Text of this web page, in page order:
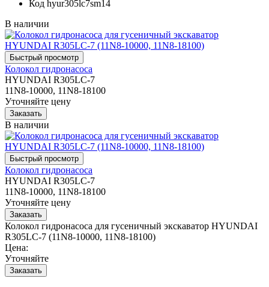
Код hyur305lc7sm14
В наличии
Колокол гидронасоса
HYUNDAI R305LC-7
11N8-10000, 11N8-18100
Уточняйте цену
В наличии
Колокол гидронасоса
HYUNDAI R305LC-7
11N8-10000, 11N8-18100
Уточняйте цену
Колокол гидронасоса для гусеничный экскаватор HYUNDAI
R305LC-7 (11N8-10000, 11N8-18100)
Цена:
Уточняйте